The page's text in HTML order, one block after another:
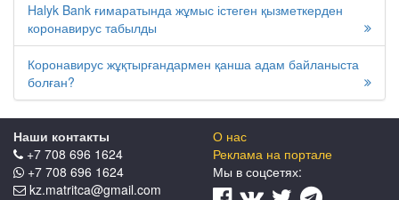
Halyk Bank ғимаратында жұмыс істеген қызметкерден
коронавирус табылды
Коронавирус жұқтырғандармен қанша адам байланыста
болған?
Наши контакты
+7 708 696 1624
+7 708 696 1624
kz.matritca@gmail.com
О нас
Реклама на портале
Мы в соцcетях: